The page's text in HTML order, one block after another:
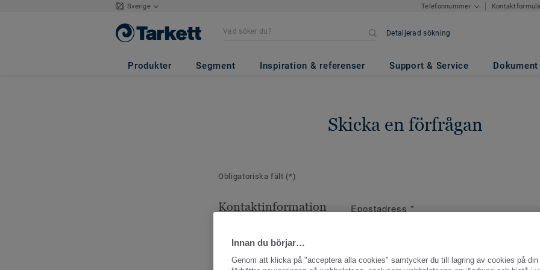
Sverige Telefonnummer
Detaljerad sökning
Produkter Segment Inspiration & referenser Support & Service Dokument
Skicka en förfrågan
Obligatoriska fält (*)
Kontaktinformation Epostadress *
Innan du börjar…
Genom att klicka på "acceptera alla cookies" samtycker du till lagring av cookies på